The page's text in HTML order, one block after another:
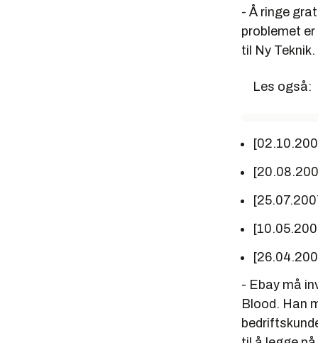
- Å ringe
problemet
til Ny
Les også:
- Ebay må
Blood. Han